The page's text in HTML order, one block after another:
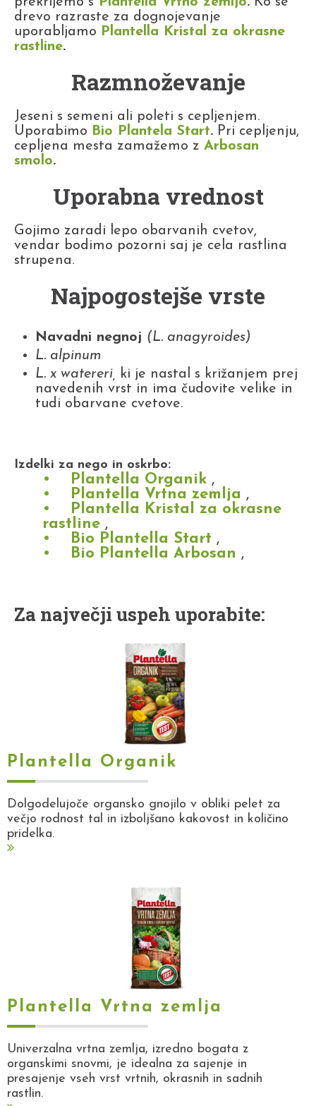
drevo razraste za dognojevanje
uporabljamo Plantella Kristal za okrasne
rastline.
Razmnoževanje
Jeseni s semeni ali poleti s cepljenjem.
Uporabimo Bio Plantela Start. Pri cepljenju,
cepljena mesta zamažemo z Arbosan
smolo.
Uporabna vrednost
Gojimo zaradi lepo obarvanih cvetov,
vendar bodimo pozorni saj je cela rastlina
strupena.
Najpogostejše vrste
Navadni negnoj (L. anagyroides)
L. alpinum
L. x watereri, ki je nastal s križanjem prej
navedenih vrst in ima čudovite velike in
tudi obarvane cvetove.
Izdelki za nego in oskrbo:
Plantella Organik ,
Plantella Vrtna zemlja ,
Plantella Kristal za okrasne
rastline ,
Bio Plantella Start ,
Bio Plantella Arbosan ,
Za največji uspeh uporabite:
Plantella Organik
Dolgodelujoče organsko gnojilo v obliki pelet za
večjo rodnost tal in izboljšano kakovost in količino
pridelka.
Plantella Vrtna zemlja
Univerzalna vrtna zemlja, izredno bogata z
organskimi snovmi, je idealna za sajenje in
presajenje vseh vrst vrtnih, okrasnih in sadnih
rastlin.